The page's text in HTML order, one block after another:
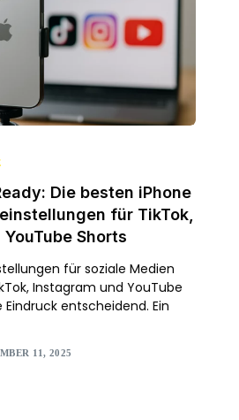
Die besten iPhone
für TikTok,
Shorts
für soziale Medien
Instagram und YouTube
entscheidend. Ein
11, 2025